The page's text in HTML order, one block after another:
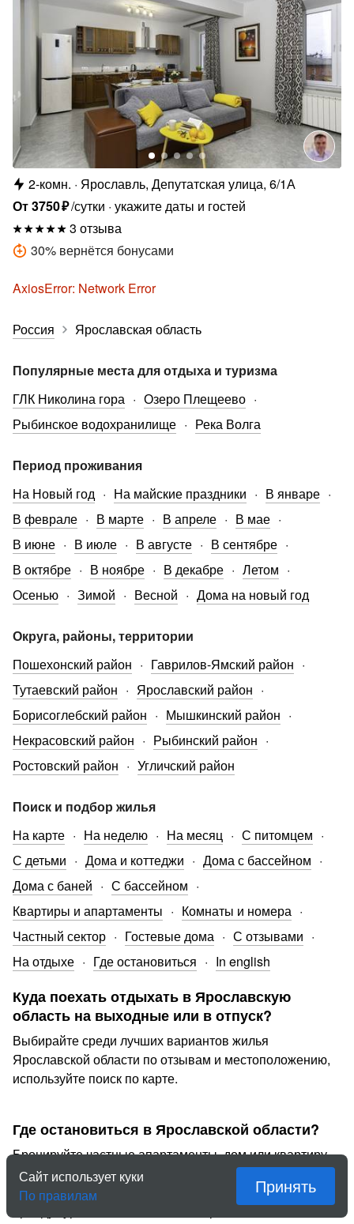
2-комн.
Ярославль, Депутатская улица, 6/1А
От3750₽/сутки укажите даты и гостей
3 отзыва
30% вернётся бонусами
AxiosError: Network Error
Россия Ярославская область
Популярные места для отдыха и туризма
ГЛК Николина гора
Озеро Плещеево
Рыбинское водохранилище
Река Волга
Период проживания
На Новый год
На майские праздники
В январе
В феврале
В марте В апреле
В мае
В июне
В июле В августе
В сентябре
В октябре
В ноябре В декабре
Летом
Осенью
Зимой Весной Дома на новый год
Округа, районы, территории
Пошехонский район
Гаврилов-Ямский район
Тутаевский район
Ярославский район
Борисоглебский район
Мышкинский район
Некрасовский район
Рыбинский район
Ростовский район
Угличский район
Поиск и подбор жилья
На карте
На неделю На месяц
С питомцем
С детьми
Дома и коттеджи
Дома с бассейном
Дома с баней
С бассейном
Квартиры и апартаменты
Комнаты и номера
Частный сектор
Гостевые дома
С отзывами
На отдыхе
Где остановиться In english
Куда поехать отдыхать в Ярославскую
область на выходные или в отпуск?
Выбирайте среди лучших вариантов жилья
Ярославской области по отзывам и местоположению,
используйте поиск по карте.
Где остановиться в Ярославской области?
Бронируйте частные апартаменты, дом или квартиру
в Ярославской области у проверенных хозяев.
«Квартирка» обеспечивает безопасную и надежную
аренду туристического жилья в Ярославской области
Сайт использует куки
По правилам
Принять